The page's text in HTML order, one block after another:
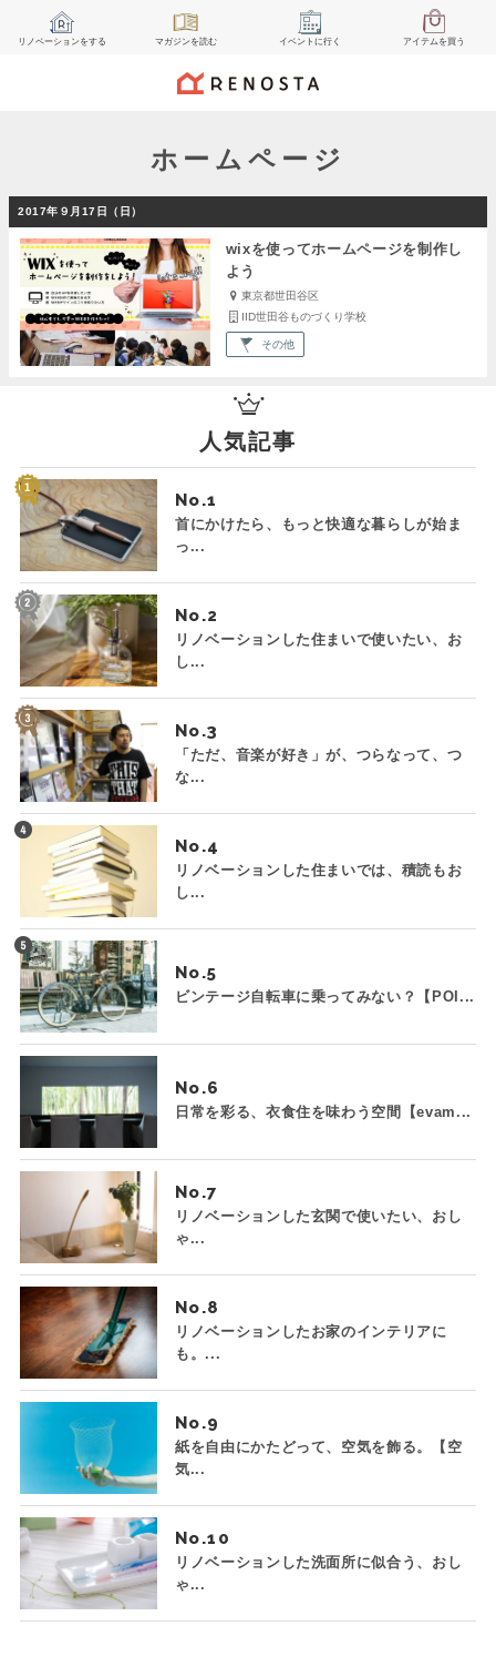
リノベーションをする マガジンを読む イベント に行く アイテムを買う
ホームページ
2017年９月17日（日）
wixを使ってホームページを制作し
よう
東京都世田谷区
IID世田谷ものづくり学校
その他
人気記事
No.
首にかけたら、もっと快適な暮らしが始ま
っ...
No.
リノベーションした住まいで使いたい、お
し...
No.
「ただ、音楽が好き」が、つらなって、つ
な...
No.
リノベーションした住まいでは、積読もお
し...
No.
ビンテージ自転車に乗ってみない？【POI...
No.
日常を彩る、衣食住を味わう空間【evam...
No.
リノベーションした玄関で使いたい、おし
ゃ...
No.
リノベーションしたお家のインテリアに
も。...
No.
紙を自由にかたどって、空気を飾る。【空
気...
No.
リノベーションした洗面所に似合う、おし
ゃ...